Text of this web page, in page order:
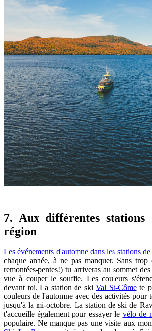
7. Aux différentes
région
Les événements d'automne dans les stations
chaque année, à ne pas manquer. Sans
remontées-pentes!) tu arriveras au sommet
vue à couper le souffle. Les couleurs
devant toi. La station de ski Val St-Cômete
couleurs de l'automne avec des activités pour
jusqu'à la mi-octobre. La station de ski de
t'accueille également pour essayer le vélo de
populaire. Ne manque pas une visite aux